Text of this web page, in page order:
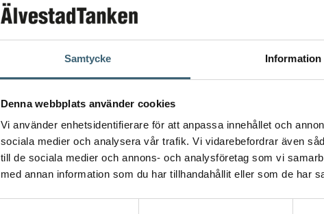
Samtycke Information
Denna webbplats använder cookies
Vi använder enhetsidentifierare för att anpassa innehållet och
sociala medier och analysera vår trafik. Vi vidarebefordrar även
till de sociala medier och annons- och analysföretag som vi
med annan information som du har tillhandahållit eller som de har